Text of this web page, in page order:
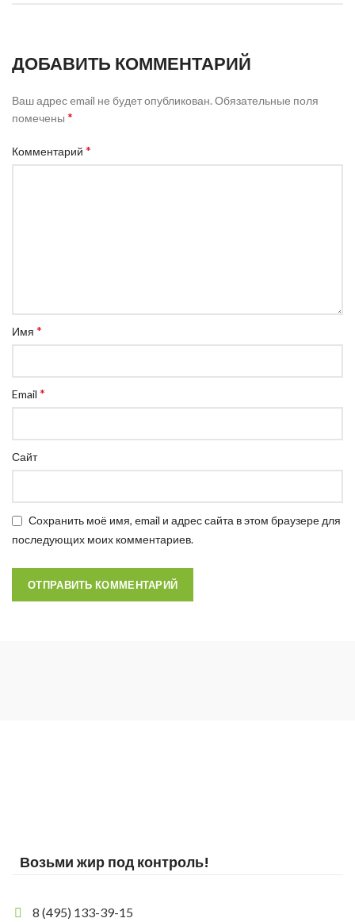
ДОБАВИТЬ КОММЕНТАРИЙ
Ваш адрес email не будет опубликован. Обязательные поля
помечены *
Комментарий *
Имя *
Email *
Сайт
Сохранить моё имя, email и адрес сайта в этом браузере для
последующих моих комментариев.
Возьми жир под контроль!
8 (495) 133-39-15